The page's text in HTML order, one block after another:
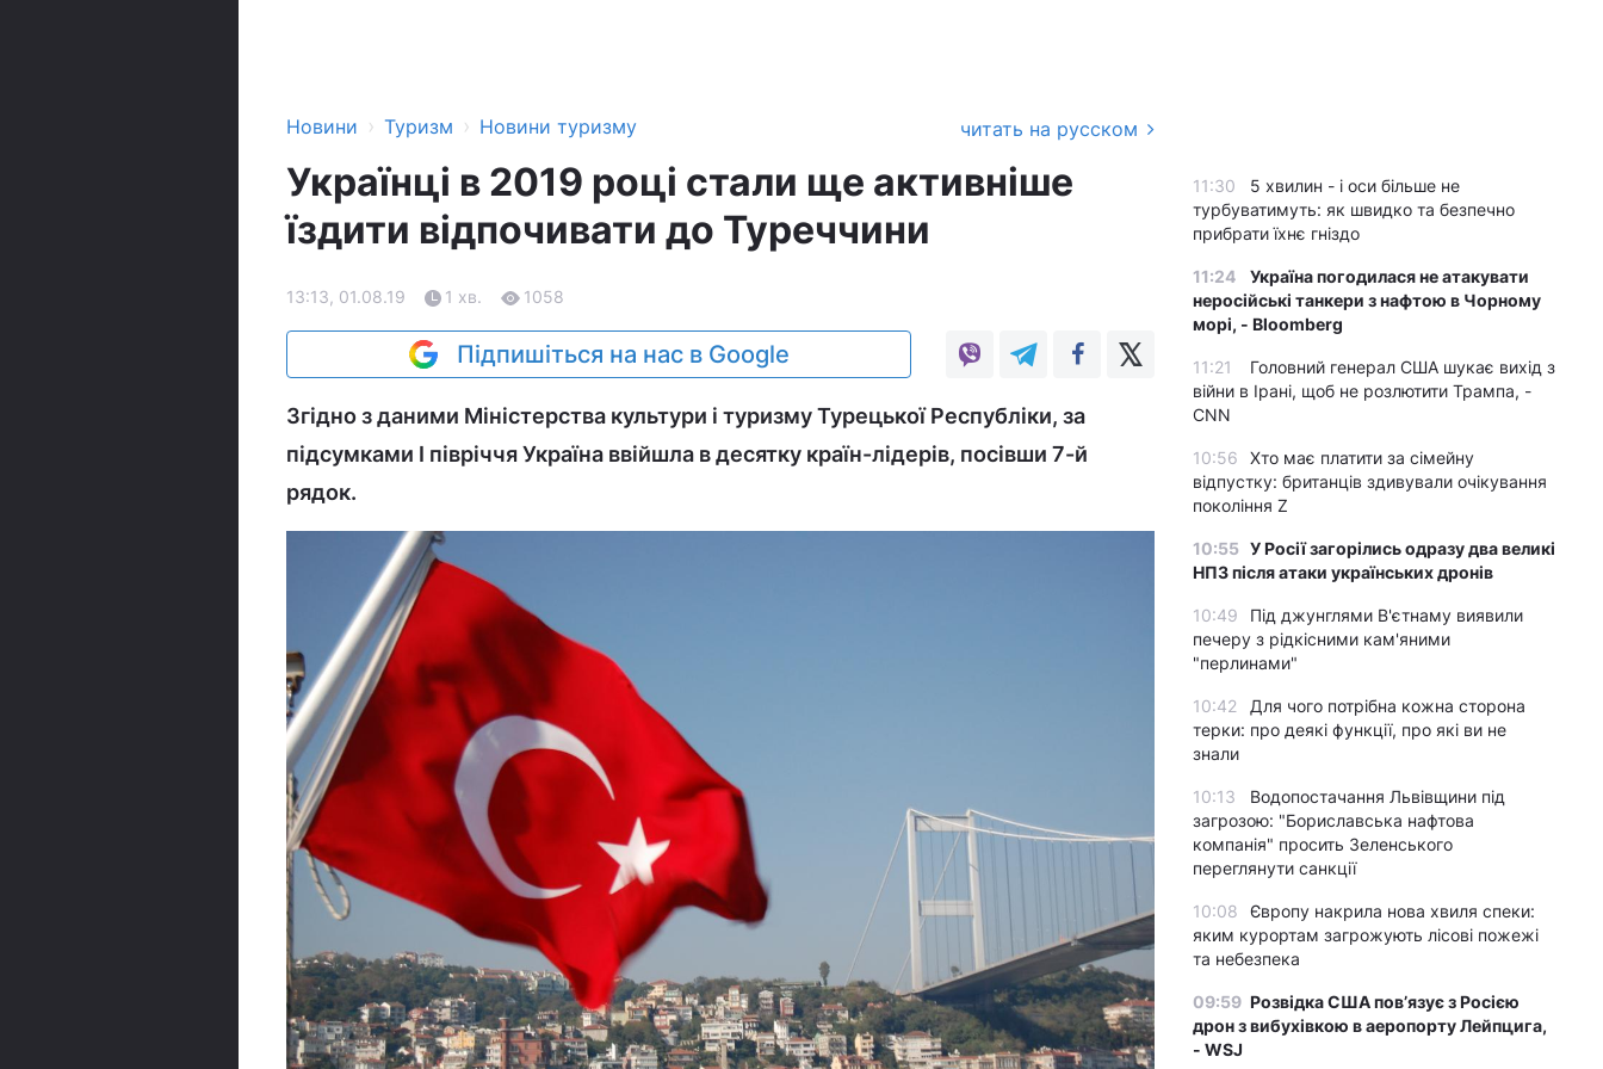
Новини › Туризм › Новини туризму читать на русском
Українці в 2019 році стали ще активніше
їздити відпочивати до Туреччини
13:13, 01.08.19 1 хв. 1058
Підпишіться на нас в Google
Згідно з даними Міністерства культури і туризму Турецької Республіки, за
підсумками I півріччя Україна ввійшла в десятку країн-лідерів, посівши 7-й
рядок.
11:30
5 хвилин - і оси більше не
турбуватимуть: як швидко та безпечно
прибрати їхнє гніздо
11:24
Україна погодилася не атакувати
неросійські танкери з нафтою в Чорному
морі, - Bloomberg
11:21
Головний генерал США шукає вихід з
війни в Ірані, щоб не розлютити Трампа, -
CNN
10:56
Хто має платити за сімейну
відпустку: британців здивували очікування
покоління Z
10:55 У Росії загорілись одразу два великі
НПЗ після атаки українських дронів
10:49
Під джунглями В'єтнаму виявили
печеру з рідкісними кам'яними
"перлинами"
10:42
Для чого потрібна кожна сторона
терки: про деякі функції, про які ви не
знали
10:13
Водопостачання Львівщини під
загрозою: "Бориславська нафтова
компанія" просить Зеленського
переглянути санкції
10:08
Європу накрила нова хвиля спеки:
яким курортам загрожують лісові пожежі
та небезпека
09:59 Розвідка США пов’язує з Росією
дрон з вибухівкою в аеропорту Лейпцига,
- WSJ